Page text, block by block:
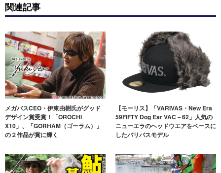
関連記事
メガバスCEO・伊東由樹氏がグッド
デザイン賞受賞！「OROCHI
X10」、「GORHAM（ゴーラム）」
の２作品が賞に輝く
【モーリス】「VARIVAS・New Era
59FIFTY Dog Ear VAC－62」人気の
ニューエラのヘッドウエアをベースに
したバリバスモデル